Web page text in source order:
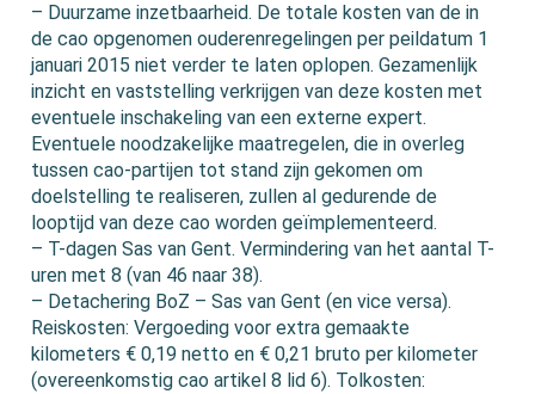
– Duurzame inzetbaarheid. De totale kosten van de in
de cao opgenomen ouderenregelingen per peildatum 1
januari 2015 niet verder te laten oplopen. Gezamenlijk
inzicht en vaststelling verkrijgen van deze kosten met
eventuele inschakeling van een externe expert.
Eventuele noodzakelijke maatregelen, die in overleg
tussen cao-partijen tot stand zijn gekomen om
doelstelling te realiseren, zullen al gedurende de
looptijd van deze cao worden geïmplementeerd.
– T-dagen Sas van Gent. Vermindering van het aantal T-
uren met 8 (van 46 naar 38).
– Detachering BoZ – Sas van Gent (en vice versa).
Reiskosten: Vergoeding voor extra gemaakte
kilometers € 0,19 netto en € 0,21 bruto per kilometer
(overeenkomstig cao artikel 8 lid 6). Tolkosten: